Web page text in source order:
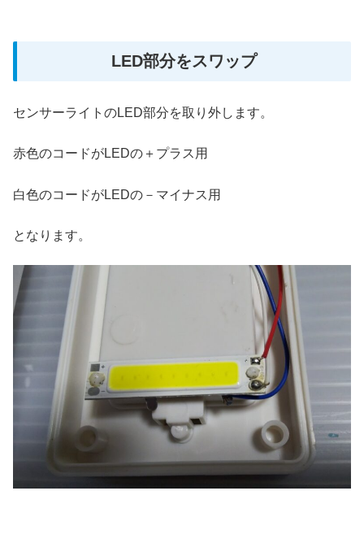
LED部分をスワップ
センサーライトのLED部分を取り外します。
赤色のコードがLEDの＋プラス用
白色のコードがLEDの－マイナス用
となります。